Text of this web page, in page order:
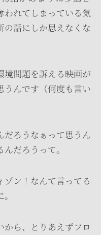
われてしまっている気
の話にしか思えなくな
境問題を訴える映画が
うんです（何度も言い
だろうなぁって思うん
だろうって。
ン！なんて言ってる
から、とりあえずフロ